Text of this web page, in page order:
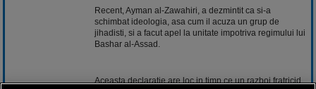
Recent, Ayman al-Zawahiri, a dezmintit ca si-a
schimbat ideologia, asa cum il acuza un grup de
jihadisti, si a facut apel la unitate impotriva regimului lui
Bashar al-Assad.
Aceasta declaratie are loc in timp ce un razboi fratricid